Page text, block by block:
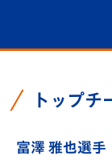
トップ
富澤 雅也選